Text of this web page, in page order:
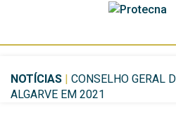
NOTÍCIAS | CONSELHO GERAL
ALGARVE EM 2021